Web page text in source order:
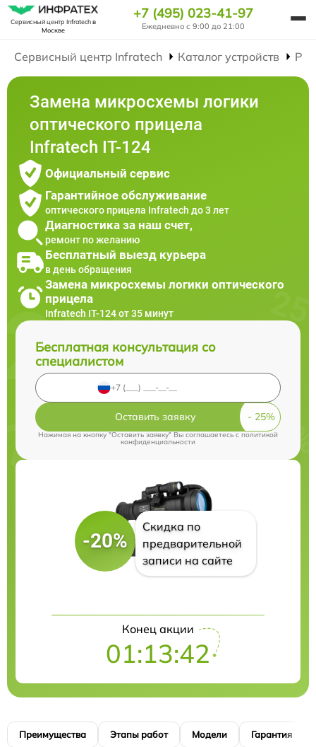
Сервисный центр Infratechв
Москве
+7 (495) 023-41-97
Ежедневно с 9:00 до 21:00
Сервисный центр Infratech Каталог устройств
Замена микросхемы логики
оптического прицела
Infratech IT-124
Официальный сервис
Гарантийное обслуживание
оптического прицела Infratech до 3 лет
Диагностика за наш счет,
ремонт по желанию
Бесплатный выезд курьера
в день обращения
Замена микросхемы логики оптического
прицела
Infratech IT-124 от 35 минут
Бесплатная консультация со
специалистом
Оставить заявку
Нажимая на кнопку "Оставить заявку" Вы соглашаетесь cполитикой
конфиденциальности
-20%
Скидка по
предварительной
записи на сайте
Конец акции
01:13:42
Преимущества Этапы работ Модели Гарантия